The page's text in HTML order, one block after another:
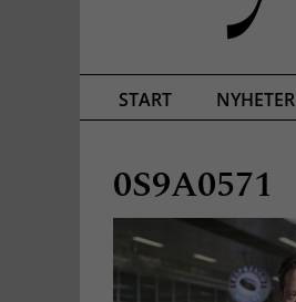
START NYHETER
0S9A0571